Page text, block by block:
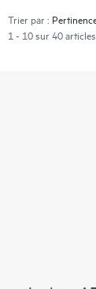
Trier par :
1 - 10 sur 40 articles